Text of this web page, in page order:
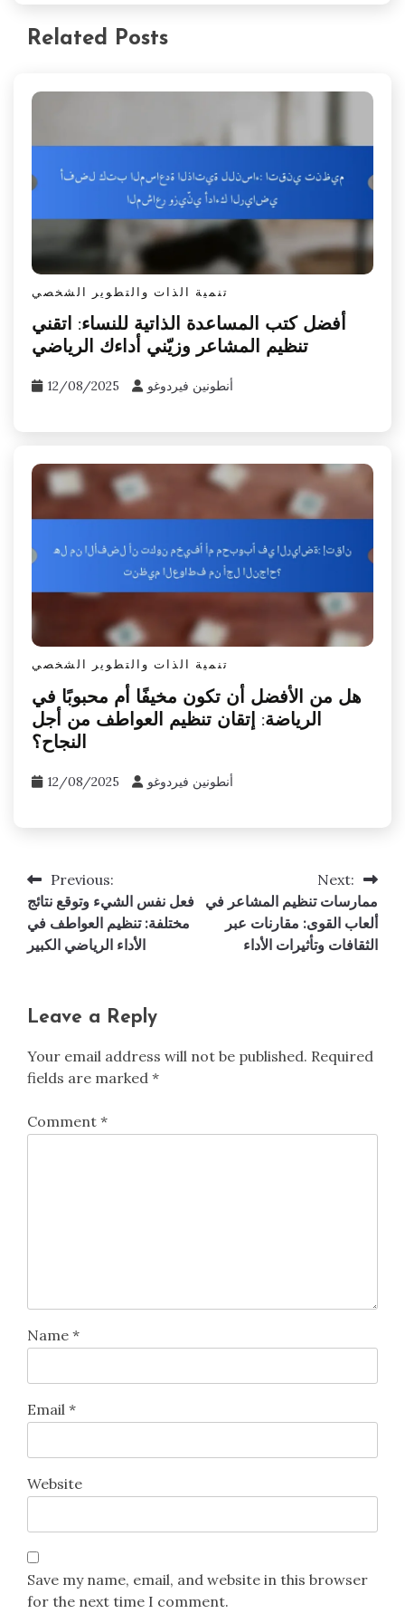
Related Posts
تنمية الذات والتطوير الشخصي
أفضل كتب المساعدة الذاتية للنساء: اتقني
تنظيم المشاعر وزيّني أداءك الرياضي
12/08/2025 أنطونين فيردوغو
تنمية الذات والتطوير الشخصي
هل من الأفضل أن تكون مخيفًا أم محبوبًا في
الرياضة: إتقان تنظيم العواطف من أجل
النجاح؟
12/08/2025 أنطونين فيردوغو
Post
navigation
Previous:
فعل نفس الشيء وتوقع نتائج
مختلفة: تنظيم العواطف في
الأداء الرياضي الكبير
Next:
ممارسات تنظيم المشاعر في
ألعاب القوى: مقارنات عبر
الثقافات وتأثيرات الأداء
Leave a Reply
Your email address will not be published. Required
fields are marked *
Comment *
Name *
Email *
Website
Save my name, email, and website in this browser
for the next time I comment.